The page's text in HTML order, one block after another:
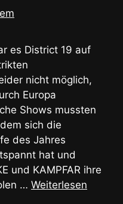
es District 19 auf
nicht möglich,
Europa
Shows mussten
sich die
des Jahres
hat und
und KAMPFAR ihre
… Weiterlesen